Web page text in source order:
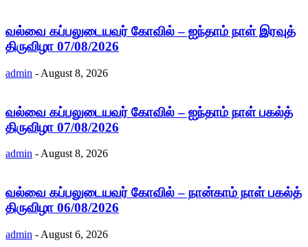
வல்வை கப்பலுடையவர் கோவில் – ஐந்தாம் நாள் இரவுத்
திருவிழா 07/08/2026
admin - August 8, 2026
வல்வை கப்பலுடையவர் கோவில் – ஐந்தாம் நாள் பகல்த்
திருவிழா 07/08/2026
admin - August 8, 2026
வல்வை கப்பலுடையவர் கோவில் – நான்காம் நாள் பகல்த்
திருவிழா 06/08/2026
admin - August 6, 2026